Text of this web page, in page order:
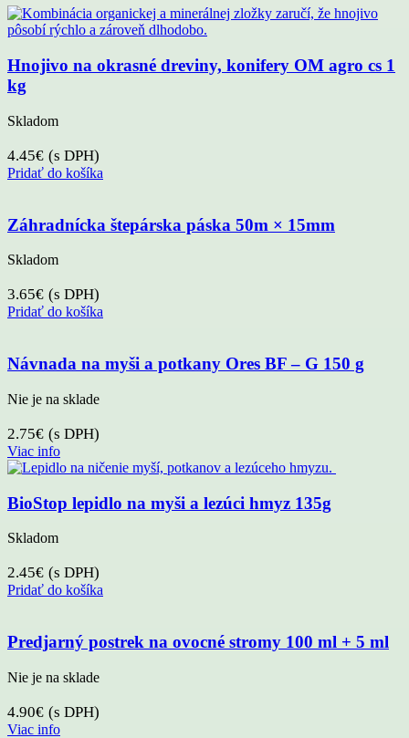
Hnojivo na okrasné dreviny, konifery OM agro cs 1
kg
Skladom
4.45€ (s DPH)
Pridať do košíka
Záhradnícka štepárska páska 50m × 15mm
Skladom
3.65€ (s DPH)
Pridať do košíka
Návnada na myši a potkany Ores BF – G 150 g
Nie je na sklade
2.75€ (s DPH)
Viac info
BioStop lepidlo na myši a lezúci hmyz 135g
Skladom
2.45€ (s DPH)
Pridať do košíka
Predjarný postrek na ovocné stromy 100 ml + 5 ml
Nie je na sklade
4.90€ (s DPH)
Viac info